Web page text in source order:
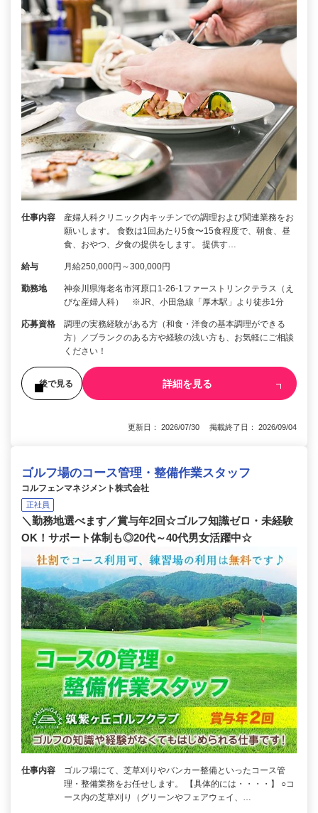
仕事内容
産婦人科クリニック内キッチンでの調理および関連業務をお
願いします。 食数は1回あたり5食〜15食程度で、朝食、昼
食、おやつ、夕食の提供をします。 提供す…
給与 月給250,000円～300,000円
勤務地
神奈川県海老名市河原口1-26-1ファーストリンクテラス（え
びな産婦人科） ※JR、小田急線「厚木駅」より徒歩1分
応募資格
調理の実務経験がある方（和食・洋食の基本調理ができる
方）／ブランクのある方や経験の浅い方も、お気軽にご相談
ください！
後で見る 詳細を見る
更新日： 2026/07/30 掲載終了日： 2026/09/04
ゴルフ場のコース管理・整備作業スタッフ
コルフェンマネジメント株式会社
正社員
＼勤務地選べます／賞与年2回☆ゴルフ知識ゼロ・未経験
OK！サポート体制も◎20代～40代男女活躍中☆
仕事内容
ゴルフ場にて、芝草刈りやバンカー整備といったコース管
理・整備業務をお任せします。 【具体的には・・・・】 ○コ
ース内の芝草刈り（グリーンやフェアウェイ、…